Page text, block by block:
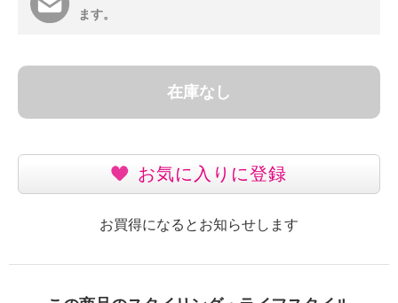
ます。
在庫なし
お気に入りに登録
お買得になるとお知らせします